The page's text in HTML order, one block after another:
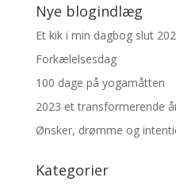
Nye blogindlæg
Et kik i min dagbog slut
Forkælelsesdag
100 dage på yogamåtten
2023 et transformerende
Ønsker, drømme og
Kategorier